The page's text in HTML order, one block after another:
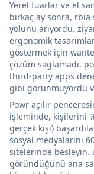
Yerel fuarlar ve el
birkaç ay sonra, rbia
yolunu arıyordu.
ergonomik
göstermek için
çözüm sağlamadı.
third-party apps
gibi görünmüyordu
Powr açılır
işleminde, kişilerini
gerçek kişi)
sosyal medyalarını
sitelerinde besleyin.
göründüğünü ana